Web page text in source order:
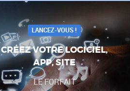
LANCEZ-VOUS !
CRÉEZ VOTRE LOGICIEL,
APP, SITE
LE FORFAIT